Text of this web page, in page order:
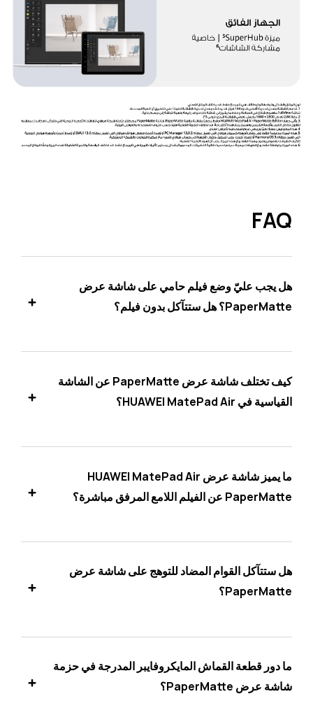
FAQ
هل يجب عليّ وضع فيلم حامي على شاشة عرض
PaperMatte؟ هل ستتآكل بدون فيلم؟
كيف تختلف شاشة عرض PaperMatte عن الشاشة
القياسية في HUAWEI MatePad Air؟
ما يميز شاشة عرض HUAWEI MatePad Air
PaperMatte عن الفيلم اللامع المرفق مباشرة؟
هل ستتآكل القوام المضاد للتوهج على شاشة عرض
PaperMatte؟
ما دور قطعة القماش المايكروفايبر المدرجة في حزمة
شاشة عرض PaperMatte؟